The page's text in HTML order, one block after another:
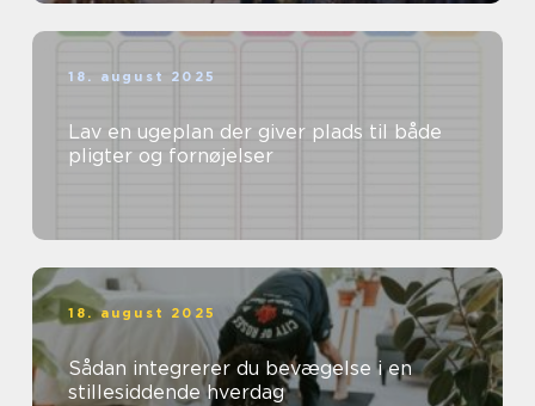
18. august 2025
Lav en ugeplan der giver plads til både
pligter og fornøjelser
18. august 2025
Sådan integrerer du bevægelse i en
stillesiddende hverdag